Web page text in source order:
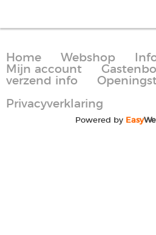
Home Webshop
Mijn account
verzend info
Privacyverklaring
Powered by Easy